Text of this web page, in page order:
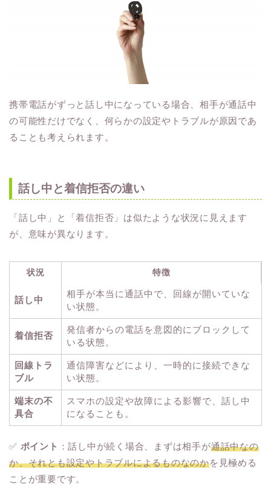
携帯電話がずっと話し中になっている場合、相手が通話中
の可能性だけでなく、何らかの設定やトラブルが原因であ
ることも考えられます。
話し中と着信拒否の違い
「話し中」と「着信拒否」は似たような状況に見えます
が、意味が異なります。
状況 特徴
話し中
相手が本当に通話中で、回線が開いていな
い状態。
着信拒否
発信者からの電話を意図的にブロックして
いる状態。
回線トラ
ブル
通信障害などにより、一時的に接続できな
い状態。
端末の不
具合
スマホの設定や故障による影響で、話し中
になることも。
✅ ポイント ：話し中が続く場合、まずは相手が通話中なの
か、それとも設定やトラブルによるものなのかを見極める
ことが重要です。